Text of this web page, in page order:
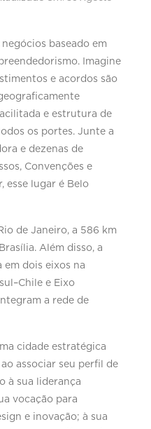
baseado em
Imagine
e acordos são
e estrutura de
os portes. Junte a
e dezenas de
Convenções e
esse lugar é Belo
de Janeiro, a 586 km
Além disso, a
em dois eixos na
e Eixo
a rede de
cidade estratégica
associar seu perfil de
à sua liderança
vocação para
e inovação; à sua